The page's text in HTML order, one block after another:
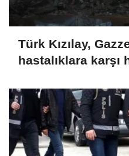
Türk Kızılay,
hastalıklara